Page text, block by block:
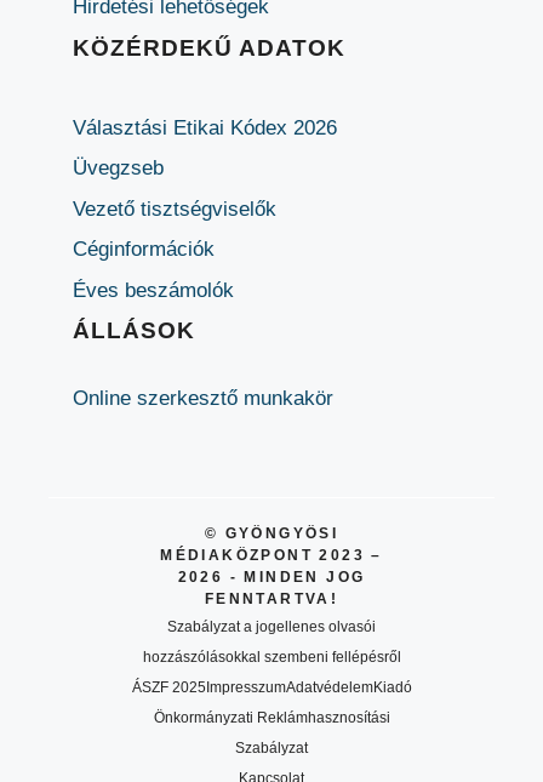
Hirdetési lehetőségek
KÖZÉRDEKŰ ADATOK
Választási Etikai Kódex 2026
Üvegzseb
Vezető tisztségviselők
Céginformációk
Éves beszámolók
ÁLLÁSOK
Online szerkesztő munkakör
© GYÖNGYÖSI
MÉDIAKÖZPONT 2023 –
2026 - MINDEN JOG
FENNTARTVA!
Szabályzat a jogellenes olvasói
hozzászólásokkal szembeni fellépésről
ÁSZF 2025ImpresszumAdatvédelemKiadó
Önkormányzati Reklámhasznosítási
Szabályzat
Kapcsolat